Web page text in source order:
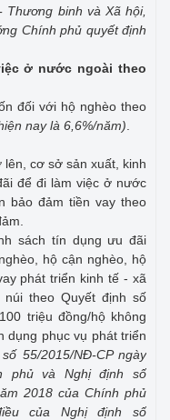
binh và Xã hội,
Chính phủ quyết định
ở nước ngoài theo
đối với hộ nghèo theo
nay là 6,6%/năm)
cơ sở sản xuất, kinh
để đi làm việc ở nước
bảo đảm tiền vay theo
sách tín dụng ưu đãi
hộ cận nghèo, hộ
phát triển kinh tế - xã
theo Quyết định số
triệu đồng/hộ không
dụng phục vụ phát triển
55/2015/NĐ-CP ngày
phủ và Nghị định số
2018 của Chính phủ
của Nghị định số